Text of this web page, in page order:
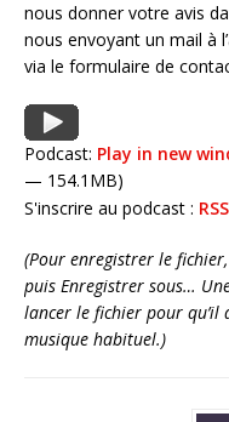
nous donner votre avis
nous envoyant un mail à
via le formulaire de
Podcast: Play in new
— 154.1MB)
S'inscrire au podcast : RSS
(Pour enregistrer le
puis Enregistrer sous…
lancer le fichier pour qu’il
musique habituel.)